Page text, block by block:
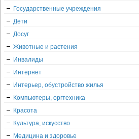
Государственные учреждения
Дети
Досуг
Животные и растения
Инвалиды
Интернет
Интерьер, обустройство жилья
Компьютеры, оргтехника
Красота
Культура, искусство
Медицина и здоровье